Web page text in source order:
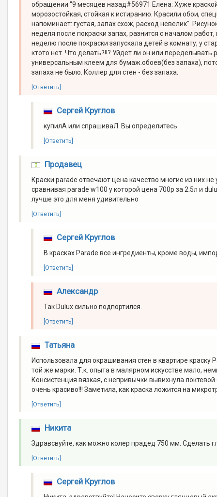
обращении "9 месяцев назад#56971 Елена: Хуже
морозостойкая, стойкая к истиранию. Красили обои,
напоминает: густая, запах схож, расход невелик".
неделя после покраски запах, разнится с началом
неделю после покраски запускала детей в комнату, у
ктото нет. Что делать?!!? Уйдет ли он или
универсальным клеем для бумаж.обоев(без запаха),
запаха не было. Коллер для стен - без запаха.
[Ответить]
Сергей Круглов
купилА или спрашиваЛ. Вы определитесь.
[Ответить]
Продавец
Краски parade отвечают цена качество многие из них
сравнивая parade w100 у которой цена 700р за 2.5л и
лучше это для меня удивительно
[Ответить]
Сергей Круглов
В красках Parade все ингредиенты, кроме воды,
[Ответить]
Александр
Так Dulux сильно подпортился.
[Ответить]
Татьяна
Использовала для окрашивания стен в квартире
той же марки. Т.к. опыта в малярном искусстве мало,
Консистенция вязкая, с непривычки вывихнула
очень красиво!!! Заметила, как краска ложится на
[Ответить]
Никита
Здравсвуйте, как можно колер прадед 750 мм. Сделать
[Ответить]
Сергей Круглов